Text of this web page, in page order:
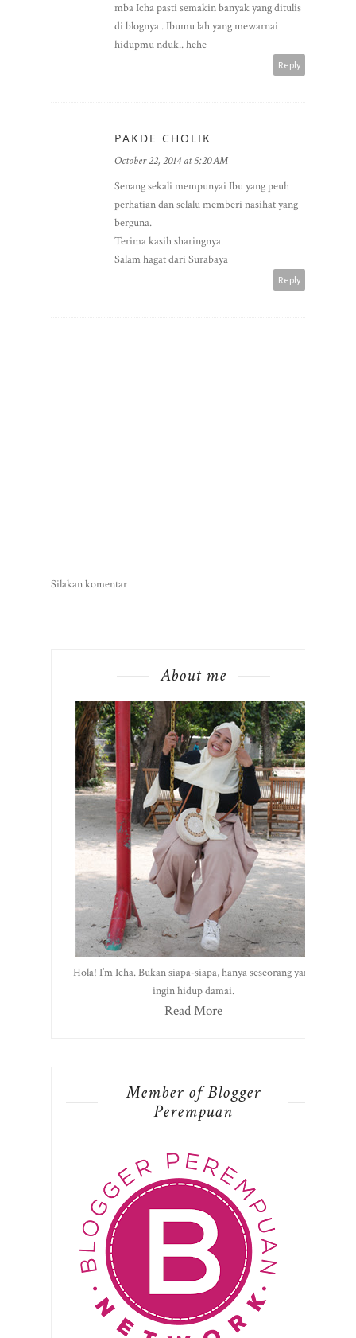
mba Icha pasti semakin banyak yang ditulis
di blognya . Ibumu lah yang mewarnai
hidupmu nduk.. hehe
Reply
PAKDE CHOLIK
October 22, 2014 at 5:20 AM
Senang sekali mempunyai Ibu yang peuh
perhatian dan selalu memberi nasihat yang
berguna.
Terima kasih sharingnya
Salam hagat dari Surabaya
Reply
Silakan komentar
About me
Hola! I’m Icha. Bukan siapa-siapa, hanya seseorang yang
ingin hidup damai.
Read More
Member of Blogger
Perempuan